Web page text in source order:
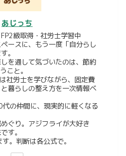
あじっち
級取得・社労士学習中
ースに、もう一度「自分らし
。
を通して気づいたのは、節約
こと。
社労士を学びながら、固定費
と暮らしの整え方を一次情報ベ
の仲間に、現実的に軽くなる
ぐり。アジフライが大好き
す。
。判断は各公式で。